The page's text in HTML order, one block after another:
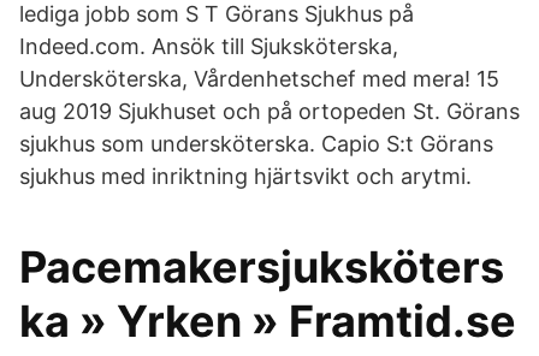
lediga jobb som S T Görans Sjukhus på
Indeed.com. Ansök till Sjuksköterska,
Undersköterska, Vårdenhetschef med mera! 15
aug 2019 Sjukhuset och på ortopeden St. Görans
sjukhus som undersköterska. Capio S:t Görans
sjukhus med inriktning hjärtsvikt och arytmi.
Pacemakersjuksköters
ka » Yrken » Framtid.se